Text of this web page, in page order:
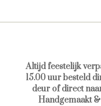
Altijd feestelijk
15.00 uur besteld
deur of direct
Handgemaakt